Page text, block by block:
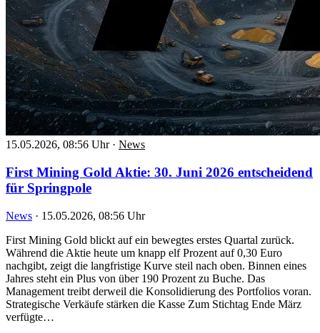
15.05.2026, 08:56 Uhr · News
First Mining Gold Aktie: 30. Juni 2026 entscheidend
für Springpole
News · 15.05.2026, 08:56 Uhr
First Mining Gold blickt auf ein bewegtes erstes Quartal zurück.
Während die Aktie heute um knapp elf Prozent auf 0,30 Euro
nachgibt, zeigt die langfristige Kurve steil nach oben. Binnen eines
Jahres steht ein Plus von über 190 Prozent zu Buche. Das
Management treibt derweil die Konsolidierung des Portfolios voran.
Strategische Verkäufe stärken die Kasse Zum Stichtag Ende März
verfügte…